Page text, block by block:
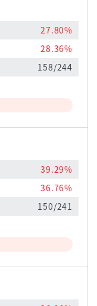
27.80%
28.36%
158/244
39.29%
36.76%
150/241